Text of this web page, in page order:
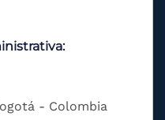
- Colombia